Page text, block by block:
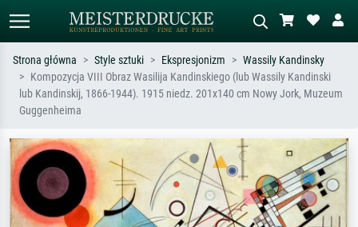
Wyszukiwanie standardowe Wyszukiwanie obrazów AI
Szukaj wg artysty, tytułu lub stylu – np.
impresjonizm, fala Hokusaia, akt.
stojący akt obok drzewa.
Strona główna Style sztuki Ekspresjonizm
Wassily Kandinsky
Kompozycja VIII Obraz Wasilija Kandinskiego (lub Wassily Kandinski
lub Kandinskij, 1866-1944). 1915 niedz. 201x140 cm Nowy Jork, Muzeum
Guggenheima